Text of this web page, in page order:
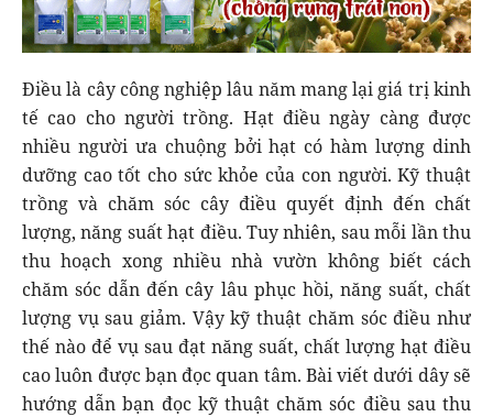
Điều là cây công nghiệp lâu năm mang lại giá trị kinh
tế cao cho người trồng. Hạt điều ngày càng được
nhiều người ưa chuộng bởi hạt có hàm lượng dinh
dưỡng cao tốt cho sức khỏe của con người. Kỹ thuật
trồng và chăm sóc cây điều quyết định đến chất
lượng, năng suất hạt điều. Tuy nhiên, sau mỗi lần thu
thu hoạch xong nhiều nhà vườn không biết cách
chăm sóc dẫn đến cây lâu phục hồi, năng suất, chất
lượng vụ sau giảm. Vậy kỹ thuật chăm sóc điều như
thế nào để vụ sau đạt năng suất, chất lượng hạt điều
cao luôn được bạn đọc quan tâm. Bài viết dưới dây sẽ
hướng dẫn bạn đọc kỹ thuật chăm sóc điều sau thu